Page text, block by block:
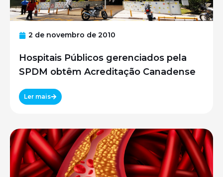
2 de novembro de 2010
Hospitais Públicos gerenciados pela
SPDM obtêm Acreditação Canadense
Ler mais